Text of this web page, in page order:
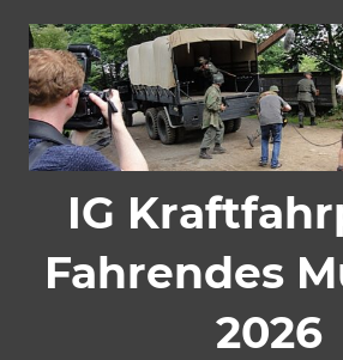
Inhalt
springen
IG
Fahrendes
2026